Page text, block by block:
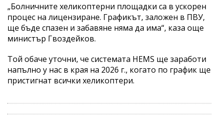
„Болничните хеликоптерни площадки са в ускорен
процес на лицензиране. Графикът, заложен в ПВУ,
ще бъде спазен и забавяне няма да има“, каза още
министър Гвоздейков.
Той обаче уточни, че системата HEMS ще заработи
напълно у нас в края на 2026 г., когато по график ще
пристигнат всички хеликоптери.